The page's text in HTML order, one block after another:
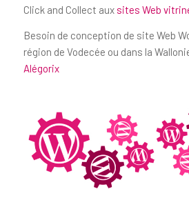
Click and Collect aux sites Web
Besoin de conception de site Web
région de Vodecée ou dans la
Alégorix